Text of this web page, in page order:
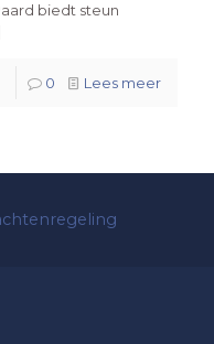
biedt steun
0 Lees meer